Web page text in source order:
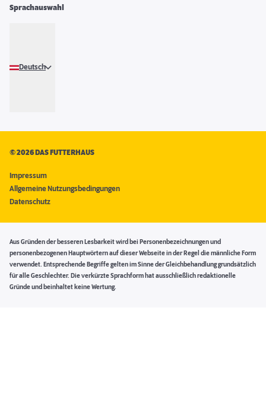
Sprachauswahl
Deutsch
©2026 DAS FUTTERHAUS
Impressum
Allgemeine Nutzungsbedingungen
Datenschutz
Aus Gründen der besseren Lesbarkeit wird bei Personenbezeichnungen und
personenbezogenen Hauptwörtern auf dieser Webseite in der Regel die männliche Form
verwendet. Entsprechende Begriffe gelten im Sinne der Gleichbehandlung grundsätzlich
für alle Geschlechter. Die verkürzte Sprachform hat ausschließlich redaktionelle
Gründe und beinhaltet keine Wertung.